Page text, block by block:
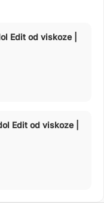
Edit od viskoze |
Edit od viskoze |